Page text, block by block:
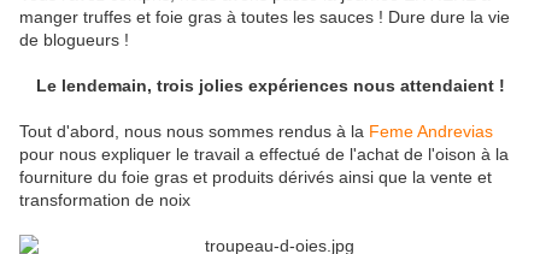
manger truffes et foie gras à toutes les sauces ! Dure dure la vie
de blogueurs !
Le lendemain, trois jolies expériences nous attendaient !
Tout d'abord, nous nous sommes rendus à la Feme Andrevias
pour nous expliquer le travail a effectué de l'achat de l'oison à la
fourniture du foie gras et produits dérivés ainsi que la vente et
transformation de noix